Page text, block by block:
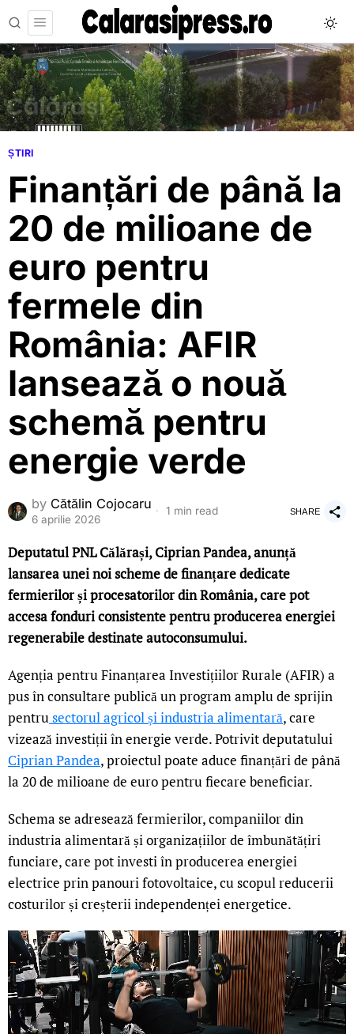
ȘTIRI
Finanțări de până la
20 de milioane de
euro pentru
fermele din
România: AFIR
lansează o nouă
schemă pentru
energie verde
by Cătălin Cojocaru
6 aprilie 2026
1 min read SHARE
Deputatul PNL Călărași, Ciprian Pandea, anunță
lansarea unei noi scheme de finanțare dedicate
fermierilor și procesatorilor din România, care pot
accesa fonduri consistente pentru producerea energiei
regenerabile destinate autoconsumului.
Agenția pentru Finanțarea Investițiilor Rurale (AFIR) a
pus în consultare publică un program amplu de sprijin
pentrusectorul agricol și industria alimentară, care
vizează investiții în energie verde. Potrivit deputatului
Ciprian Pandea, proiectul poate aduce finanțări de până
la 20 de milioane de euro pentru fiecare beneficiar.
Schema se adresează fermierilor, companiilor din
industria alimentară și organizațiilor de îmbunătățiri
funciare, care pot investi în producerea energiei
electrice prin panouri fotovoltaice, cu scopul reducerii
costurilor și creșterii independenței energetice.